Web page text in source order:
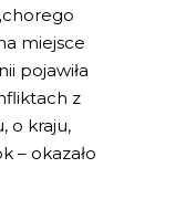
miejsce
pojawiła
z
o kraju,
– okazało